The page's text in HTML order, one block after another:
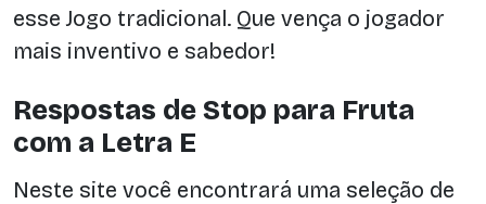
esse Jogo tradicional. Que vença o jogador
mais inventivo e sabedor!
Respostas de Stop para Fruta
com a Letra E
Neste site você encontrará uma seleção de